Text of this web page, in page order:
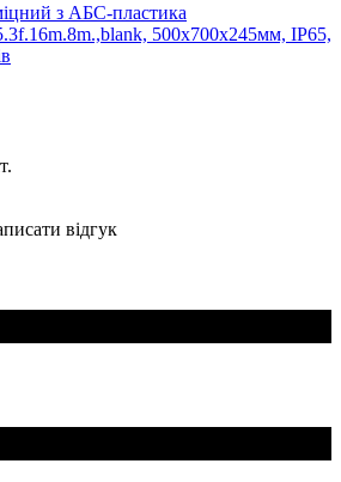
з АБС-пластика
500х700х245мм, IP65,
відгук